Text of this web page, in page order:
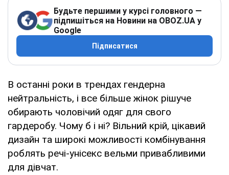
Будьте першими у курсі головного —
підпишіться на Новини на OBOZ.UA у
Google
Підписатися
В останні роки в трендах гендерна
нейтральність, і все більше жінок рішуче
обирають чоловічий одяг для свого
гардеробу. Чому б і ні? Вільний крій, цікавий
дизайн та широкі можливості комбінування
роблять речі-унісекс вельми привабливими
для дівчат.